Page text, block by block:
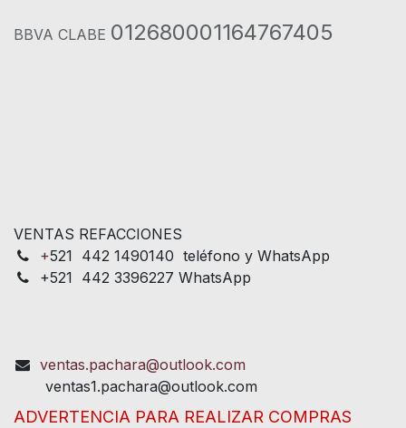
BBVA CLABE 012680001164767405
VENTAS REFACCIONES
+521 442 1490140 teléfono y WhatsApp
+521 442 3396227 WhatsApp
ventas.pachara@outlook.com
ventas1.pachara@outlook.com
ADVERTENCIA PARA REALIZAR COMPRAS